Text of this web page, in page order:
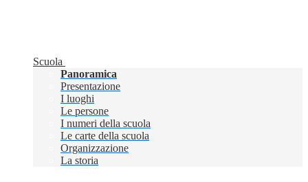
Scuola
Panoramica
Presentazione
I luoghi
Le persone
I numeri della scuola
Le carte della scuola
Organizzazione
La storia